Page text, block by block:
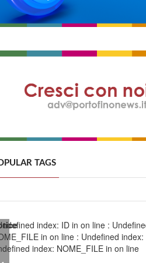
TAGS
index: ID in on line :
in on line : Undefined index:
index: NOME_FILE in on line